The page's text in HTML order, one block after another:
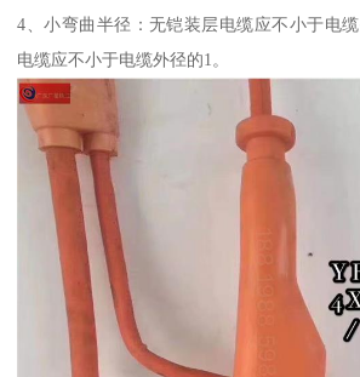
4、小弯曲半径：无铠装层电缆应不小于电
电缆应不小于电缆外径的1。